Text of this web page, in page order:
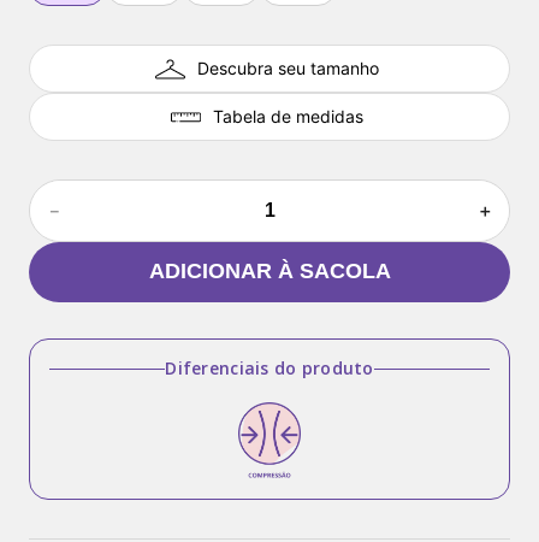
Descubra seu tamanho
Tabela de medidas
＋
－
ADICIONAR À SACOLA
Diferenciais do produto